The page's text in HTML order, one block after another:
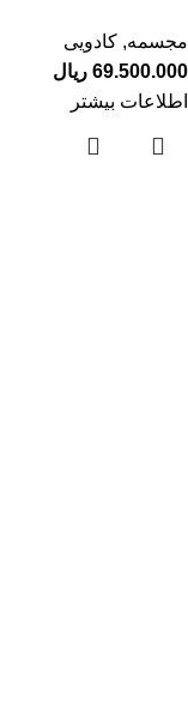
مجسمه, کادویی
69.500.000 ریال
اطلاعات بیشتر